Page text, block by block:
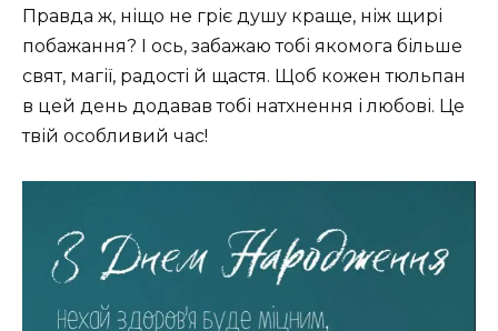
Правда ж, ніщо не гріє душу краще, ніж щирі
побажання? І ось, забажаю тобі якомога більше
свят, магії, радості й щастя. Щоб кожен тюльпан
в цей день додавав тобі натхнення і любові. Це
твій особливий час!